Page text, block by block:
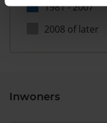
1981 - 2007
2008 of later
Inwoners